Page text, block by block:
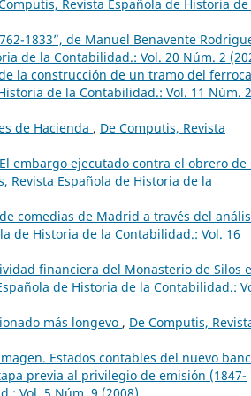
Revista Española de Historia de
1833”, de Manuel Benavente
de la Contabilidad.: Vol. 20 Núm. 2
la construcción de un tramo del
de la Contabilidad.: Vol. 11 Núm.
de Hacienda , De Computis, Revista
embargo ejecutado contra el obrero de
Revista Española de Historia de la
comedias de Madrid a través del
de Historia de la Contabilidad.: Vol. 16
financiera del Monasterio de Silos
de Historia de la Contabilidad.:
más longevo , De Computis,
Estados contables del nuevo
previa al privilegio de emisión (1847-